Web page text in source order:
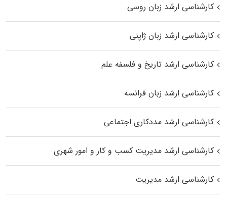
کارشناسی ارشد زبان روسی
کارشناسی ارشد زبان ژاپنی
کارشناسی ارشد تاریخ و فلسفه علم
کارشناسی ارشد زبان فرانسه
کارشناسی ارشد مددکاری اجتماعی
کارشناسی ارشد مدیریت کسب و کار و امور شهری
کارشناسی ارشد مدیریت